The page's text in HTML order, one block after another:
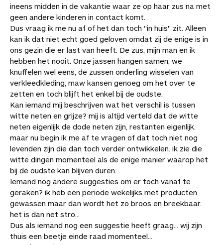
ineens midden in de vakantie waar ze op haar zus na met
geen andere kinderen in contact komt.
Dus vraag ik me nu af of het dan toch "in huis" zit. Alleen
kan ik dat niet echt goed geloven omdat zij de enige is in
ons gezin die er last van heeft. De zus, mijn man en ik
hebben het nooit. Onze jassen hangen samen, we
knuffelen wel eens, de zussen onderling wisselen van
verkleedkleding, maw kansen genoeg om het over te
zetten en toch blijft het enkel bij de oudste.
Kan iemand mij beschrijven wat het verschil is tussen
witte neten en grijze? mij is altijd verteld dat de witte
neten eigenlijk de dode neten zijn, restanten eigenlijk.
maar nu begin ik me af te vragen of dat toch niet nog
levenden zijn die dan toch verder ontwikkelen. ik zie die
witte dingen momenteel als de enige manier waarop het
bij de oudste kan blijven duren.
Iemand nog andere suggesties om er toch vanaf te
geraken? ik heb een periode wekelijks met producten
gewassen maar dan wordt het zo broos en breekbaar.
het is dan net stro...
Dus als iemand nog een suggestie heeft graag... wij zijn
thuis een beetje einde raad momenteel...